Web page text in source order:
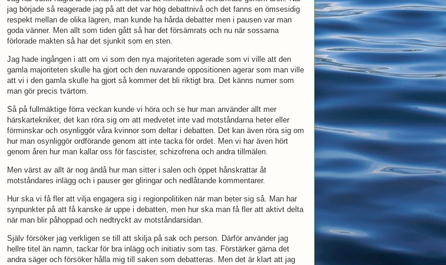
jag började så reagerade jag på att det var hög debattnivå och det fanns en ömsesidig
respekt mellan de olika lägren, man kunde ha hårda debatter men i pausen var man
goda vänner. Men allt som tiden gått så har det försämrats och nu när sossarna
förlorade makten så har det sjunkit som en sten.
Jag hade ingången i att om vi som den nya majoriteten agerade som vi ville att den
gamla majoriteten skulle ha gjort och den nuvarande oppositionen agerar som man ville
att vi i den gamla skulle ha gjort så kommer det bli riktigt bra. Det känns numer som
man gör precis tvärtom.
Så på fullmäktige förra veckan kunde vi höra och se hur man använder allt mer
härskartekniker, det kan röra sig om att medvetet inte vad motståndarna heter eller
förminskar och osynliggör våra kvinnor som deltar i debatten. Det kan även röra sig om
hur man osynliggör ordförande genom att inte tacka för ordet. Men vi har även hört
genom åren hur man kallar oss för fascister, schizofrena och andra tillmälen.
Men värst av allt är nog ändå hur man sitter i salen och öppet hånskrattar åt
motståndares inlägg och i pauser ger gliringar och nedlåtande kommentarer.
Hur ska vi få fler att vilja engagera sig i regionpolitiken när man beter sig så. Man har
synpunkter på att få kanske är uppe i debatten, men hur ska man få fler att aktivt delta
när man blir påhoppad och nedtryckt av motståndarsidan.
Själv försöker jag verkligen se till att skilja på sak och person. Därför använder jag
hellre titel än namn, tackar för bra inlägg och initiativ som tas. Förstärker gärna det
andra säger och försöker hålla mig till saken som debatteras. Men det är klart att jag